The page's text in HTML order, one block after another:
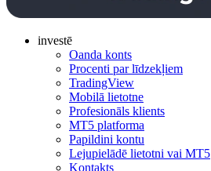
investē
Oanda konts
Procenti par līdzekļiem
TradingView
Mobilā lietotne
Profesionāls klients
MT5 platforma
Papildini kontu
Lejupielādē lietotni vai MT5
Kontakts